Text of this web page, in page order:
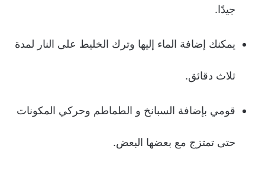
جيدًا.
يمكنك إضافة الماء إليها وترك الخليط على النار لمدة
ثلاث دقائق.
قومي بإضافة السبانخ و الطماطم وحركي المكونات
حتى تمتزج مع بعضها البعض.